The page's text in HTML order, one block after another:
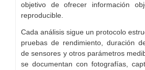
objetivo de ofrecer información
reproducible.
Cada análisis sigue un protocolo
pruebas de rendimiento, duración
de sensores y otros parámetros
se documentan con fotografías,